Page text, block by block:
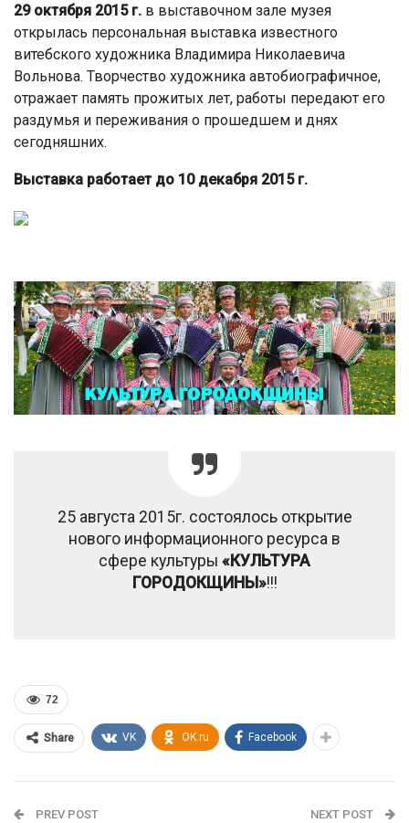
29 октября 2015 г. в выставочном зале музея
открылась персональная выставка известного
витебского художника Владимира Николаевича
Вольнова. Творчество художника автобиографичное,
отражает память прожитых лет, работы передают его
раздумья и переживания о прошедшем и днях
сегодняшних.
Выставка работает до 10 декабря 2015 г.
25 августа 2015г. состоялось открытие
нового информационного ресурса в
сфере культуры «КУЛЬТУРА
ГОРОДОКЩИНЫ»!!!
72
Share VK OK.ru Facebook
PREV POST NEXT POST